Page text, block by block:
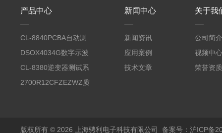
产品中心
CL-8840PCBA自动测
试台系统
DSOX4034G数字示波
器
CL-8380逆变器测试系
统台
2700R12CFZEZWZ质
新闻中心
新闻资讯
应用案例
技术文章
关于我
公司简介
视频中心
荣誉资质
版权所有 © 2026 上海骋利电子科技有限公司 备案号：沪ICP备